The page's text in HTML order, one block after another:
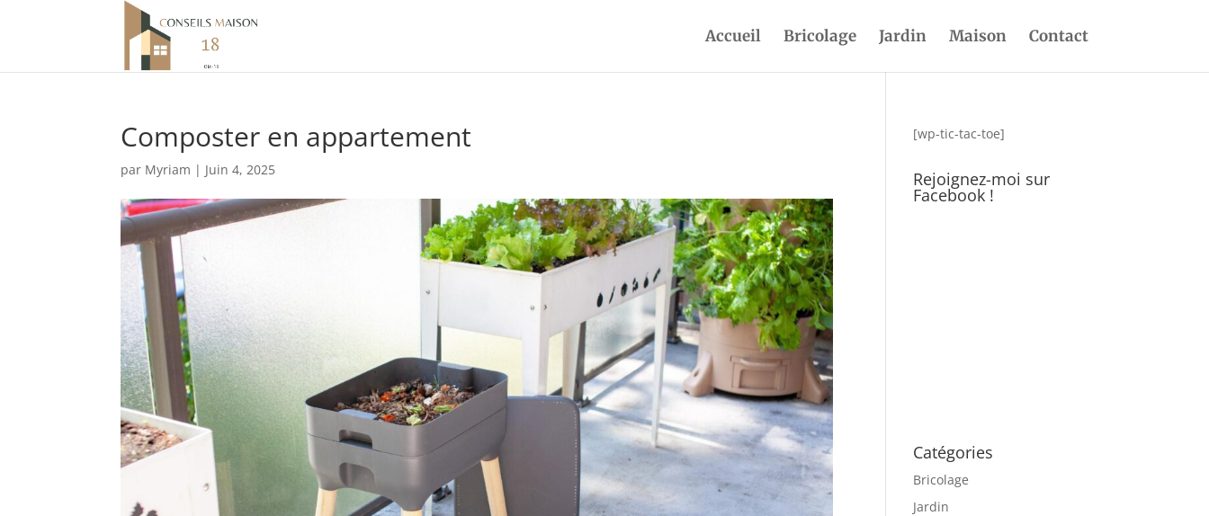
Accueil Bricolage Jardin Maison Contact
Composter en appartement
par Myriam | Juin 4, 2025
[wp-tic-tac-toe]
Rejoignez-moi sur
Facebook !
Catégories
Bricolage
Jardin